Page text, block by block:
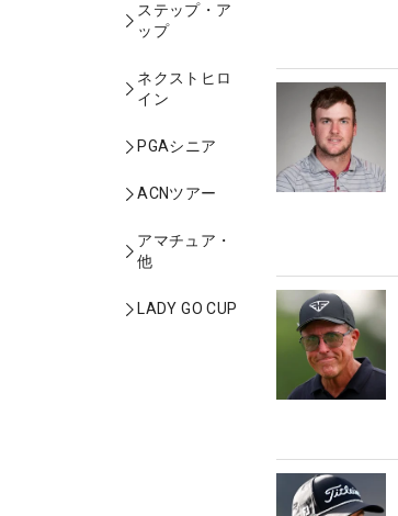
ステップ・ア
ップ
ネクストヒロ
イン
PGAシニア
ACNツアー
アマチュア・
他
LADY GO CUP